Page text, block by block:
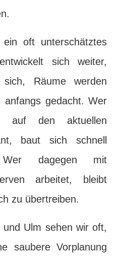
oft unterschätztes
sich weiter,
Räume werden
anfangs gedacht. Wer
auf den aktuellen
baut sich schnell
dagegen mit
arbeitet, bleibt
zu übertreiben.
Ulm sehen wir oft,
saubere Vorplanung